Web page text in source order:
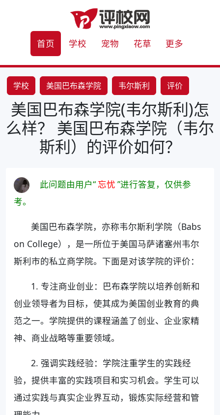
首页 学校 宠物 花草 更多
学校 美国巴布森学院 韦尔斯利 评价
美国巴布森学院(韦尔斯利)怎
么样？ 美国巴布森学院（韦尔
斯利）的评价如何？
此问题由用户“ 忘忧 ”进行答复，仅供参
考。
美国巴布森学院，亦称韦尔斯利学院（Babs
on College），是一所位于美国马萨诸塞州韦尔
斯利市的私立商学院。下面是对该学院的评价：
1. 专注商业创业：巴布森学院以培养创新和
创业领导者为目标，使其成为美国创业教育的典
范之一。学院提供的课程涵盖了创业、企业家精
神、商业战略等重要领域。
2. 强调实践经验：学院注重学生的实践经
验，提供丰富的实践项目和实习机会。学生可以
通过实践与真实企业界互动，锻炼实际经营和管